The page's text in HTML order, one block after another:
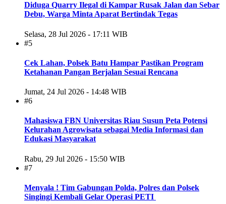
Diduga Quarry Ilegal di Kampar Rusak Jalan dan Sebar
Debu, Warga Minta Aparat Bertindak Tegas
Selasa, 28 Jul 2026 - 17:11 WIB
#5
Cek Lahan, Polsek Batu Hampar Pastikan Program
Ketahanan Pangan Berjalan Sesuai Rencana
Jumat, 24 Jul 2026 - 14:48 WIB
#6
Mahasiswa FBN Universitas Riau Susun Peta Potensi
Kelurahan Agrowisata sebagai Media Informasi dan
Edukasi Masyarakat
Rabu, 29 Jul 2026 - 15:50 WIB
#7
Menyala ! Tim Gabungan Polda, Polres dan Polsek
Singingi Kembali Gelar Operasi PETI